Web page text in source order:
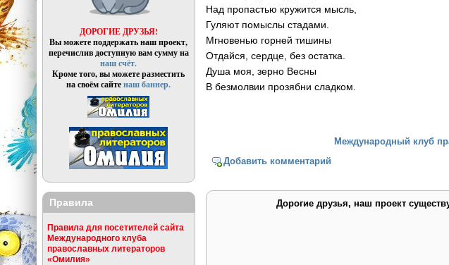
Над пропастью кружится мысль,
Гуляют помыслы стадами.
Мгновенью горней тишины
Отдайся, сердце, без остатка.
Душа моя, зерно Весны
В безмолвии прозябни сладком.
Международный клуб
Добавить комментарий
Дорогие друзья, наш проект
ДОРОГИЕ ДРУЗЬЯ!
Вы можете поддержать наш проект,
перечислив доступную вам сумму на
наш счёт.
Кроме того, вы можете разместить
на своём сайтенаш баннер.
Правила
Правила для посетителей сайта
Международного клуба
православных литераторов
«Омилия»